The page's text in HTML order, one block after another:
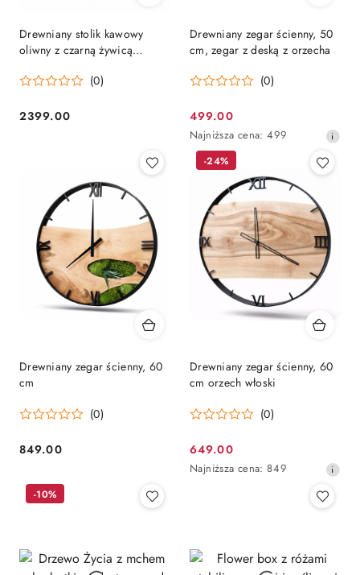
Drewniany stolik kawowy
oliwny z czarną żywicą
(0)
Cena:
2399.00
Drewniany zegar ścienny, 50
cm, zegar z deską z orzecha
(0)
Cena
promocyjna:
499.00
Najniższa
cena
przed
obniżką
Najniższa cena: 499
Drewniany zegar ścienny, 60
cm
(0)
Cena:
849.00
Drewniany zegar ścienny, 60
cm orzech włoski
(0)
Cena
promocyjna:
649.00
Najniższa
obniżką
Najniższa cena: 849
-24%
-10%